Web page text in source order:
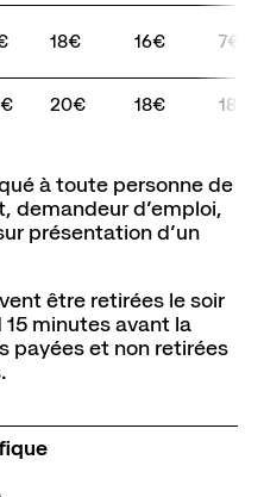
18€ 16€ 7€
20€ 18€ 18€
à toute personne de
demandeur dʼemploi,
présentation dʼun
être retirées le soir
minutes avant la
payées et non retirées